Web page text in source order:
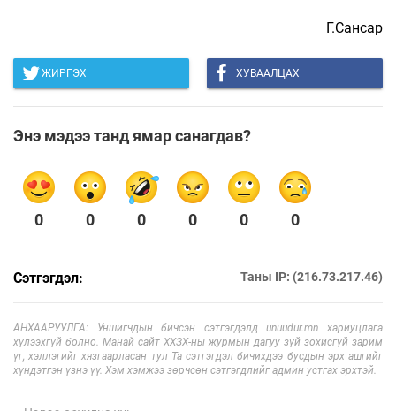
Г.Сансар
ЖИРГЭХ ХУВААЛЦАХ
Энэ мэдээ танд ямар санагдав?
0 0 0 0 0 0
Сэтгэгдэл: Таны IP: (216.73.217.46)
АНХААРУУЛГА: Уншигчдын бичсэн сэтгэгдэлд unuudur.mn хариуцлага
хүлээхгүй болно. Манай сайт ХХЗХ-ны журмын дагуу зүй зохисгүй зарим
үг, хэллэгийг хязгаарласан тул Та сэтгэгдэл бичихдээ бусдын эрх ашгийг
хүндэтгэн үзнэ үү. Хэм хэмжээ зөрчсөн сэтгэгдлийг админ устгах эрхтэй.